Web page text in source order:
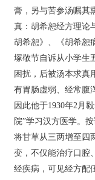
膏，另与苦参汤嘱其
真：胡希恕经方理论
胡希恕》、《胡希恕
塚敬节自诉从小学生
困扰，后被汤本求真
有胃肠虚弱、经常腹
因此他于1930年2月
院”学习汉方医学。
将甘草从三两增至四
变，不仅能治疗口腔
经疾病，可见经方配